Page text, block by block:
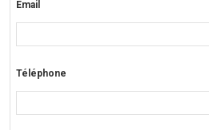
Email
Téléphone